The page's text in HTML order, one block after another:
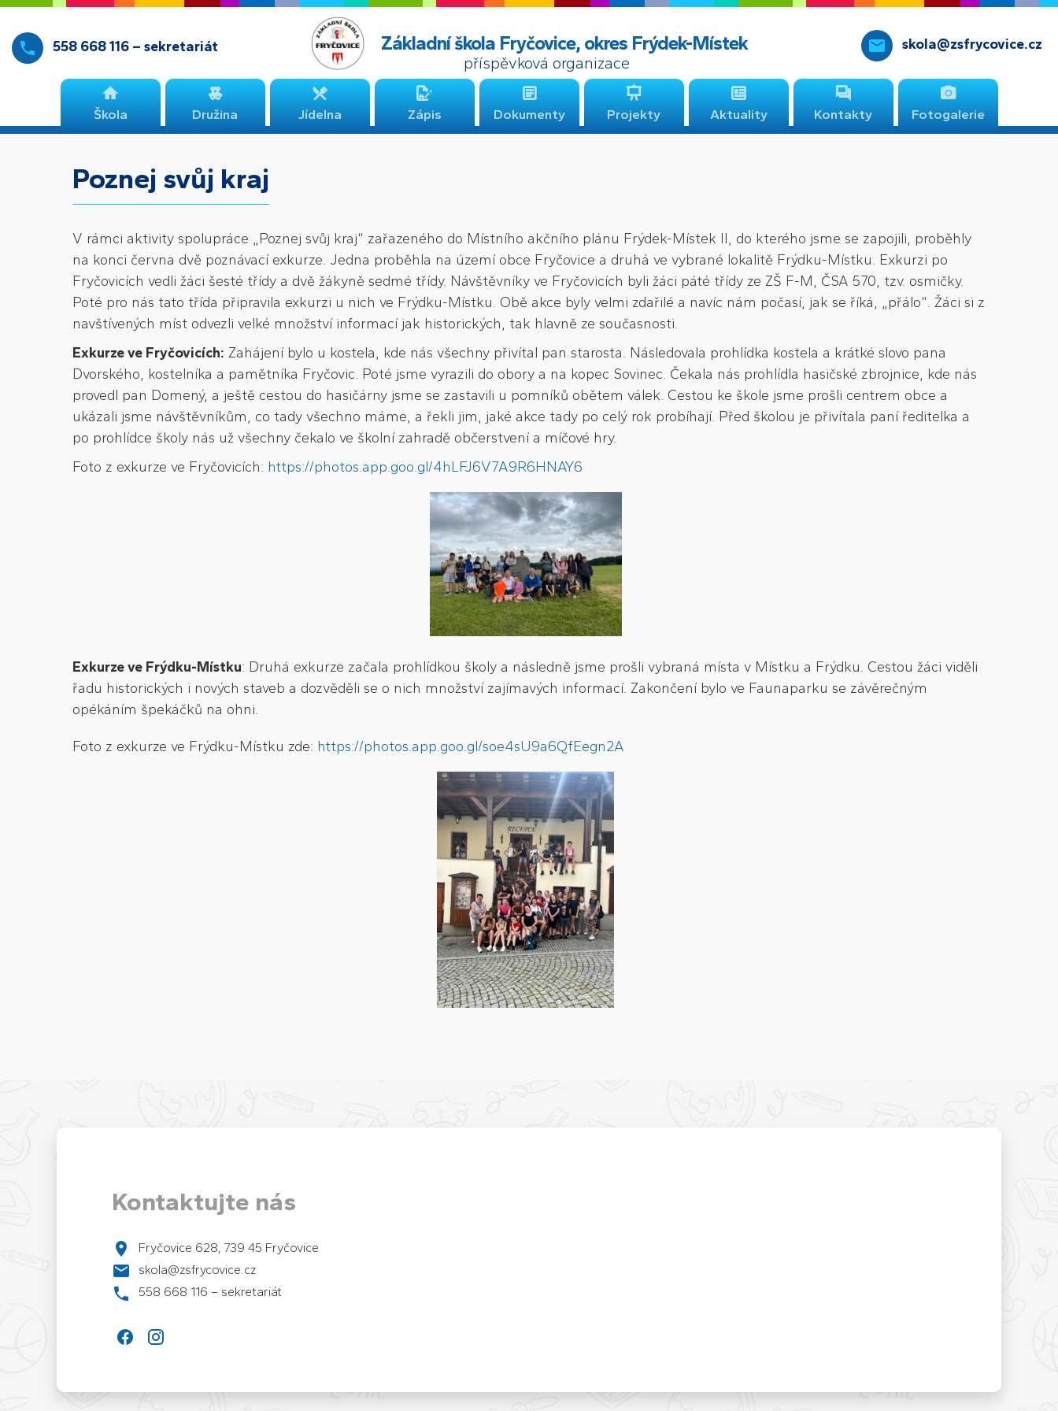
Základní škola Fryčovice, okres Frýdek-Místek
příspěvková organizace
skola@zsfrycovice.cz
558 668 116 – sekretariát
Škola Družina Jídelna Zápis Dokumenty Projekty Aktuality Kontakty Fotogalerie
Poznej svůj kraj
V rámci aktivity spolupráce „Poznej svůj kraj“ zařazeného do Místního akčního plánu Frýdek-Místek II, do kterého jsme se zapojili, proběhly
na konci června dvě poznávací exkurze. Jedna proběhla na území obce Fryčovice a druhá ve vybrané lokalitě Frýdku-Místku. Exkurzi po
Fryčovicích vedli žáci šesté třídy a dvě žákyně sedmé třídy. Návštěvníky ve Fryčovicích byli žáci páté třídy ze ZŠ F-M, ČSA 570, tzv. osmičky.
Poté pro nás tato třída připravila exkurzi u nich ve Frýdku-Místku. Obě akce byly velmi zdařilé a navíc nám počasí, jak se říká, „přálo“. Žáci si z
navštívených míst odvezli velké množství informací jak historických, tak hlavně ze současnosti.
Exkurze ve Fryčovicích: Zahájení bylo u kostela, kde nás všechny přivítal pan starosta. Následovala prohlídka kostela a krátké slovo pana
Dvorského, kostelníka a pamětníka Fryčovic. Poté jsme vyrazili do obory a na kopec Sovinec. Čekala nás prohlídla hasičské zbrojnice, kde nás
provedl pan Domený, a ještě cestou do hasičárny jsme se zastavili u pomníků obětem válek. Cestou ke škole jsme prošli centrem obce a
ukázali jsme návštěvníkům, co tady všechno máme, a řekli jim, jaké akce tady po celý rok probíhají. Před školou je přivítala paní ředitelka a
po prohlídce školy nás už všechny čekalo ve školní zahradě občerstvení a míčové hry.
Foto z exkurze ve Fryčovicích: https://photos.app.goo.gl/4hLFJ6V7A9R6HNAY6
Exkurze ve Frýdku-Místku: Druhá exkurze začala prohlídkou školy a následně jsme prošli vybraná místa v Místku a Frýdku. Cestou žáci viděli
řadu historických i nových staveb a dozvěděli se o nich množství zajímavých informací. Zakončení bylo ve Faunaparku se závěrečným
opékáním špekáčků na ohni.
Foto z exkurze ve Frýdku-Místku zde: https://photos.app.goo.gl/soe4sU9a6QfEegn2A
Kontaktujte nás
Fryčovice 628, 739 45 Fryčovice
skola@zsfrycovice.cz
558 668 116 – sekretariát